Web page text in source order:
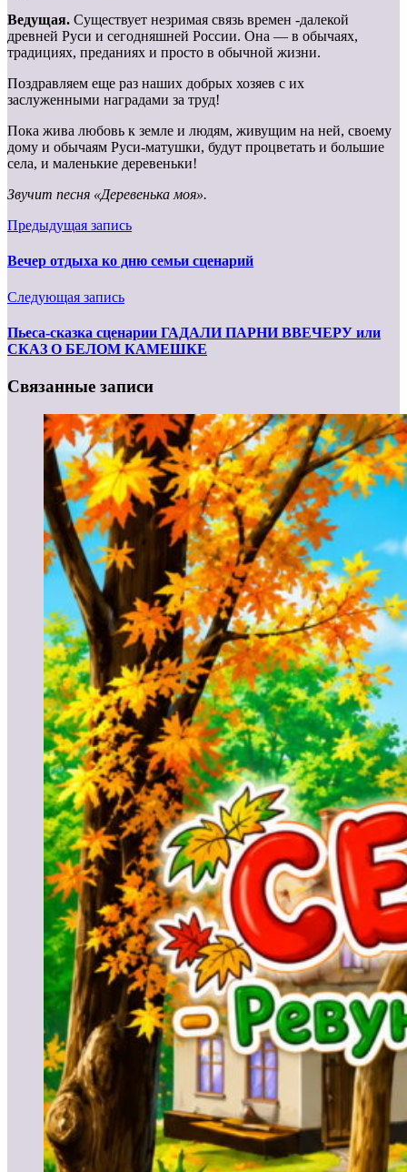
Ведущая. Существует незримая связь времен -далекой
древней Руси и сегодняшней России. Она — в обычаях,
традициях, преданиях и просто в обычной жизни.
Поздравляем еще раз наших добрых хозяев с их
заслуженными наградами за труд!
Пока жива любовь к земле и людям, живущим на ней, своему
дому и обычаям Руси-матушки, будут процветать и большие
села, и маленькие деревеньки!
Звучит песня «Деревенька моя».
Предыдущая запись
Вечер отдыха ко дню семьи сценарий
Следующая запись
Пьеса-сказка сценарии ГАДАЛИ ПАРНИ ВВЕЧЕРУ или
СКАЗ О БЕЛОМ КАМЕШКЕ
Связанные записи